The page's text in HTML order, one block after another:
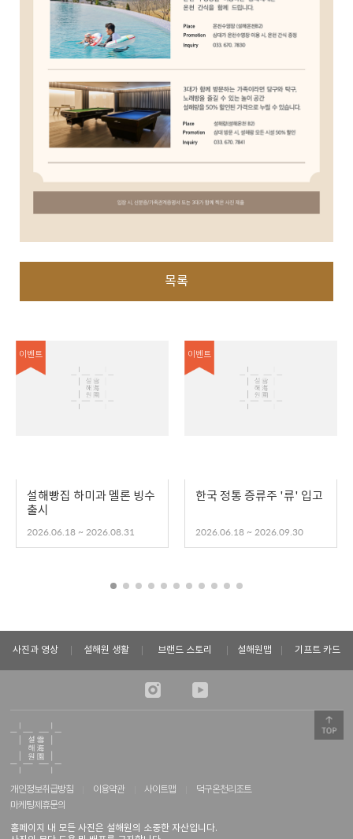
목록
이벤트
설해빵집 하미과 멜론 빙수
출시
2026.06.18 ~ 2026.08.31
이벤트
한국 정통 증류주 '류' 입고
2026.06.18 ~ 2026.09.30
사진과 영상 설해원 생활 브랜드 스토리 설해원맵 기프트 카드
개인정보취급방침 이용약관 사이트맵
덕구온천리조트
마케팅제휴문의
홈페이지 내 모든 사진은 설해원의 소중한 자산입니다.